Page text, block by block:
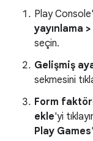
Play
yayınlama
seçin.
Gelişmiş
sekmesini
Form
ekle'yi
Play Games